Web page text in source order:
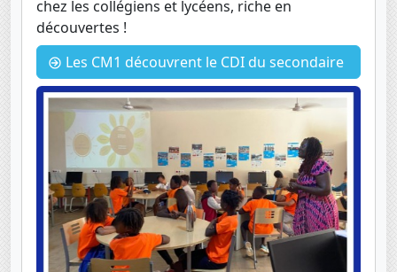
chez les collégiens et lycéens, riche en
découvertes !
Les CM1 découvrent le CDI du secondaire